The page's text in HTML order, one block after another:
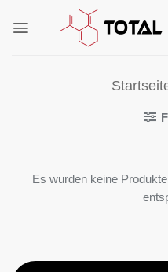
Inhalt
Es wurden keine